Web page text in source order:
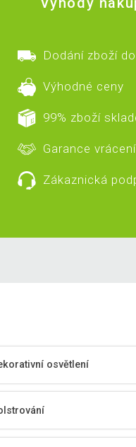
Dodání zboží
Výhodné ceny
99% zboží
Garance
Zákaznická
osvětlení